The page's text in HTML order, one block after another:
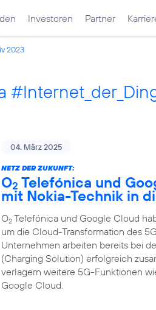
Investoren Partner
2023
04. März 2025
NETZ DER ZUKUNFT:
O2 Telefónica und
mit Nokia-Technik in
O2 Telefónica und Google Cloud
um die Cloud-Transformation des
Unternehmen arbeiten bereits bei
(Charging Solution) erfolgreich
verlagern weitere 5G-Funktionen
Google Cloud.